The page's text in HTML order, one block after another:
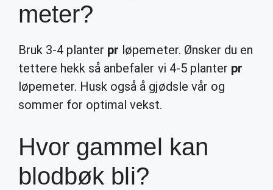
meter?
Bruk 3-4 planter pr løpemeter. Ønsker du en
tettere hekk så anbefaler vi 4-5 planter pr
løpemeter. Husk også å gjødsle vår og
sommer for optimal vekst.
Hvor gammel kan
blodbøk bli?